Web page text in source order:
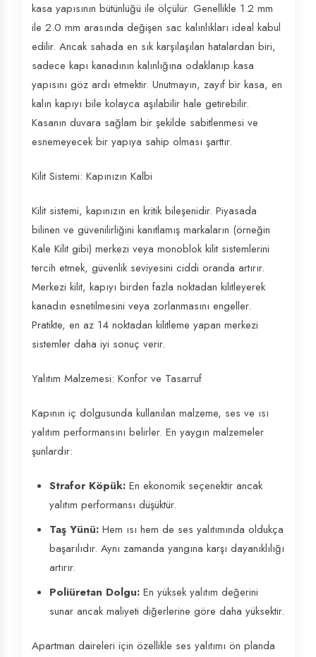
kasa yapısının bütünlüğü ile ölçülür. Genellikle 1.2 mm
ile 2.0 mm arasında değişen sac kalınlıkları ideal kabul
edilir. Ancak sahada en sık karşılaşılan hatalardan biri,
sadece kapı kanadının kalınlığına odaklanıp kasa
yapısını göz ardı etmektir. Unutmayın, zayıf bir kasa, en
kalın kapıyı bile kolayca aşılabilir hale getirebilir.
Kasanın duvara sağlam bir şekilde sabitlenmesi ve
esnemeyecek bir yapıya sahip olması şarttır.
Kilit Sistemi: Kapınızın Kalbi
Kilit sistemi, kapınızın en kritik bileşenidir. Piyasada
bilinen ve güvenilirliğini kanıtlamış markaların (örneğin
Kale Kilit gibi) merkezi veya monoblok kilit sistemlerini
tercih etmek, güvenlik seviyesini ciddi oranda artırır.
Merkezi kilit, kapıyı birden fazla noktadan kilitleyerek
kanadın esnetilmesini veya zorlanmasını engeller.
Pratikte, en az 14 noktadan kilitleme yapan merkezi
sistemler daha iyi sonuç verir.
Yalıtım Malzemesi: Konfor ve Tasarruf
Kapının iç dolgusunda kullanılan malzeme, ses ve ısı
yalıtım performansını belirler. En yaygın malzemeler
şunlardır:
Strafor Köpük: En ekonomik seçenektir ancak
yalıtım performansı düşüktür.
Taş Yünü: Hem ısı hem de ses yalıtımında oldukça
başarılıdır. Aynı zamanda yangına karşı dayanıklılığı
artırır.
Poliüretan Dolgu: En yüksek yalıtım değerini
sunar ancak maliyeti diğerlerine göre daha yüksektir.
Apartman daireleri için özellikle ses yalıtımı ön planda